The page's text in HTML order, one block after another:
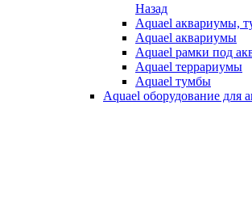
Назад
Aquael аквариумы,
Aquael аквариумы
Aquael рамки под
Aquael террариумы
Aquael тумбы
Aquael оборудование для